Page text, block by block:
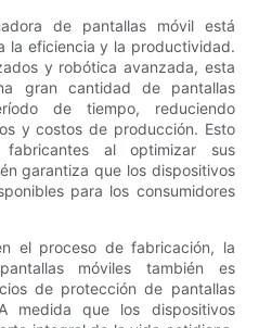
de pantallas móvil está
la eficiencia y la productividad.
y robótica avanzada, esta
gran cantidad de pantallas
de tiempo, reduciendo
y costos de producción. Esto
al optimizar sus
garantiza que los dispositivos
para los consumidores
el proceso de fabricación, la
móviles también es
de protección de pantallas
medida que los dispositivos